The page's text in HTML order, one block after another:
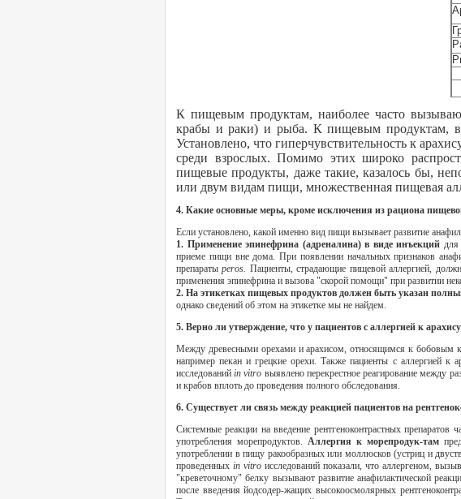
К пищевым продуктам, наиболее часто
крабы и раки) и рыба. К пищевым продуктам,
Установлено, что гиперчувствительность к
среди взрослых. Помимо этих широко
пищевые продукты, даже такие, казалось бы,
или двум видам пищи, множественная пищевая
4. Какие основные меры, кроме исключения из рациона
Если установлено, какой именно вид пищи вызывает развитие
1. Применение эпинефрина (адреналина) в виде инъекций для
приеме пищи вне дома. При появлении начальных признаков
препаратыperos. Пациенты, страдающие пищевой аллергией,
применения эпинефрина и вызова "скорой помощи" при развитии
2. На этикетках пищевых продуктов должен быть указан
однако сведений об этом на этикетке мы не найдем.
5. Верно ли утверждение, что у пациентов с аллергией к
Между древесными орехами и арахисом, относящимся к бобовым
например пекан и грецкие орехи. Также пациенты с аллергией к
исследованийin vitro выявлено перекрестное реагирование между
и крабов вплоть до проведения полного обследования.
6. Существует ли связь между реакцией пациентов на
Системные реакции на введение рентгеноконтрастных
употребления морепродуктов.Аллергия к морепродук-там
употреблении в пищу ракообразных или моллюсков (устриц и
проведенных in vitro исследований показали, что аллергеном,
"креветочному" белку вызывают развитие анафилактической
после введения йодсодер-жащих высокоосмолярных